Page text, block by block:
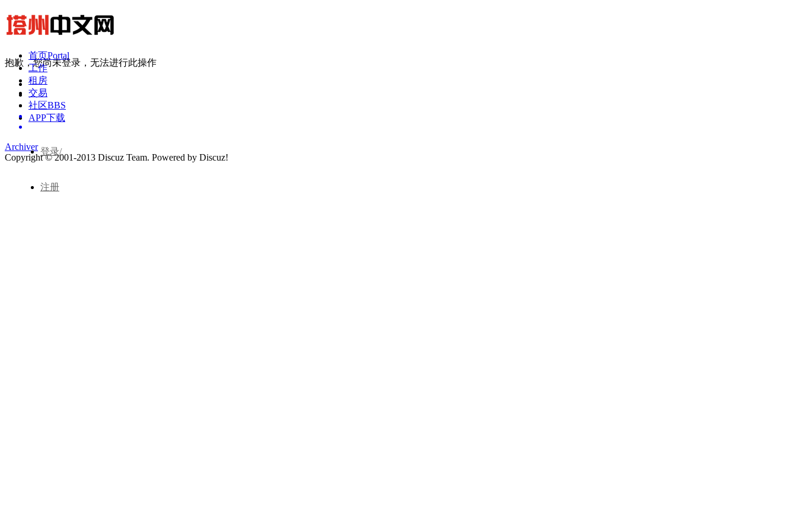
首页Portal
工作
租房
交易
社区BBS
APP下载
登录/
注册
抱歉，您尚未登录，无法进行此操作
Archiver
Copyright © 2001-2013 Discuz Team. Powered by Discuz!